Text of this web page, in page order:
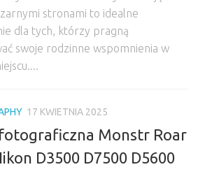
stronami to idealne
dla tych, którzy pragną
swoje rodzinne wspomnienia w
17 KWIETNIA 2025
Monstr Roar
D3500 D7500 D5600